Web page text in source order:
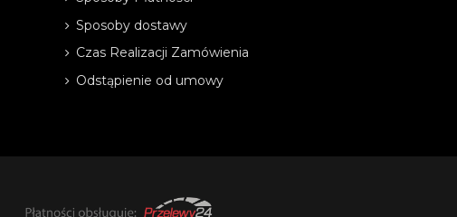
Sposoby dostawy
Czas Realizacji Zamówienia
Odstąpienie od umowy